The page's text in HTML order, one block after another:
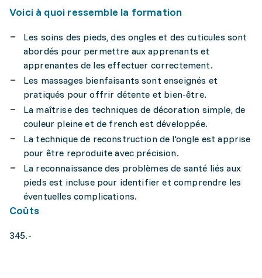
Voici à quoi ressemble la formation
Les soins des pieds, des ongles et des cuticules sont
abordés pour permettre aux apprenants et
apprenantes de les effectuer correctement.
Les massages bienfaisants sont enseignés et
pratiqués pour offrir détente et bien-être.
La maîtrise des techniques de décoration simple, de
couleur pleine et de french est développée.
La technique de reconstruction de l'ongle est apprise
pour être reproduite avec précision.
La reconnaissance des problèmes de santé liés aux
pieds est incluse pour identifier et comprendre les
éventuelles complications.
Coûts
345.-